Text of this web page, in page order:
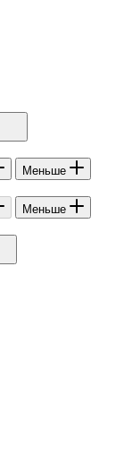
Меньше
Меньше